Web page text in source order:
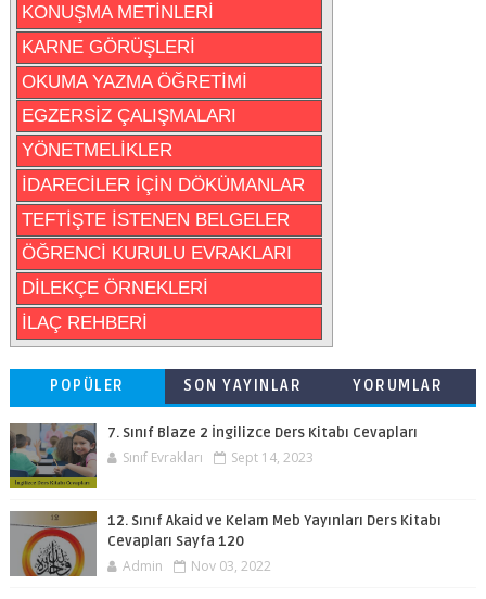
KONUŞMA METİNLERİ
KARNE GÖRÜŞLERİ
OKUMA YAZMA ÖĞRETİMİ
EGZERSİZ ÇALIŞMALARI
YÖNETMELİKLER
İDARECİLER İÇİN DÖKÜMANLAR
TEFTİŞTE İSTENEN BELGELER
ÖĞRENCİ KURULU EVRAKLARI
DİLEKÇE ÖRNEKLERİ
İLAÇ REHBERİ
POPÜLER SON YAYINLAR YORUMLAR
7. Sınıf Blaze 2 İngilizce Ders Kitabı Cevapları
Sınıf Evrakları Sept 14, 2023
12. Sınıf Akaid ve Kelam Meb Yayınları Ders Kitabı
Cevapları Sayfa 120
Admin Nov 03, 2022